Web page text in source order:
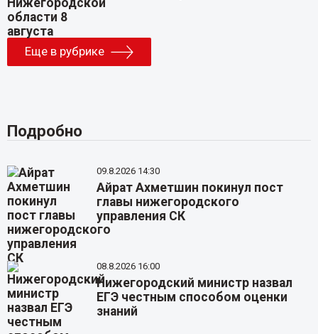
Еще в рубрике
Подробно
09.8.2026 14:30
Айрат Ахметшин покинул пост
главы нижегородского
управления СК
08.8.2026 16:00
Нижегородский министр назвал
ЕГЭ честным способом оценки
знаний